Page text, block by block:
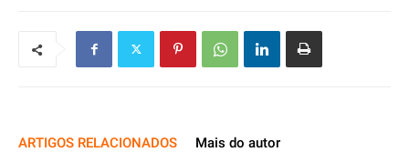
ARTIGOS RELACIONADOS Mais do autor